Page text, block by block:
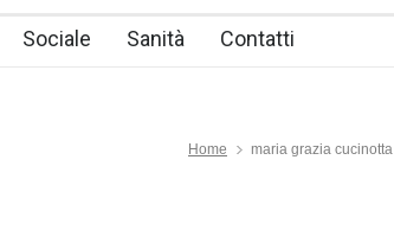
Sociale Sanità Contatti
Home maria grazia cucinotta